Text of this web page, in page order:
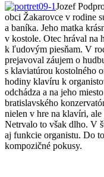
Jozef
obci Žakarovce v rodine
a baníka. Jeho matka
v kostole. Otec hrával na
k ľudovým piesňam. V
prejavoval záujem o
s klaviatúrou kostolného
hodiny klavíru k
odchádza a na jeho
bratislavského
nielen v hre na klavíri,
Netrvalo to však dlho. V
aj funkcie organistu. Do
kompozičné pokusy.